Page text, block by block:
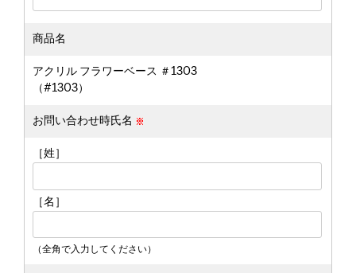
商品名
アクリル フラワーベース ＃1303
（#1303）
お問い合わせ時氏名
［姓］
［名］
（全角で入力してください）